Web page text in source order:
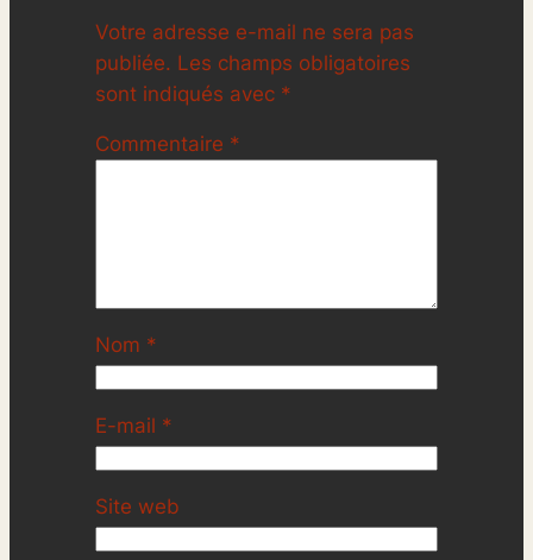
Votre adresse e-mail ne sera pas
publiée. Les champs obligatoires
sont indiqués avec *
Commentaire *
Nom *
E-mail *
Site web